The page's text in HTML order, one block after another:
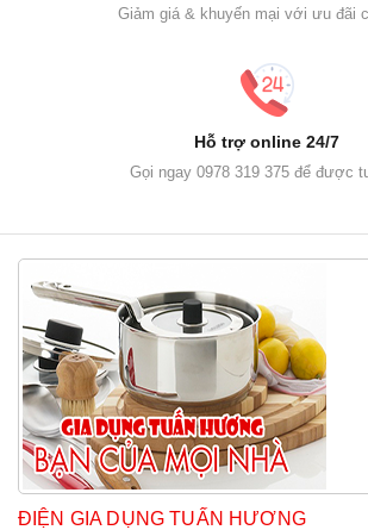
Giảm giá & khuyến mại với ưu đãi
Hỗ trợ online 24/7
Gọi ngay 0978 319 375 để được
ĐIỆN GIA DỤNG TUẤN HƯƠNG